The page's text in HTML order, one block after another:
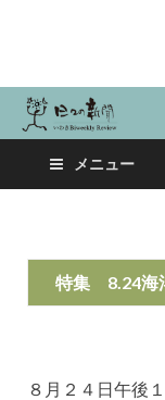
日々
メニュー
特集 8.24海
８月２４日午後